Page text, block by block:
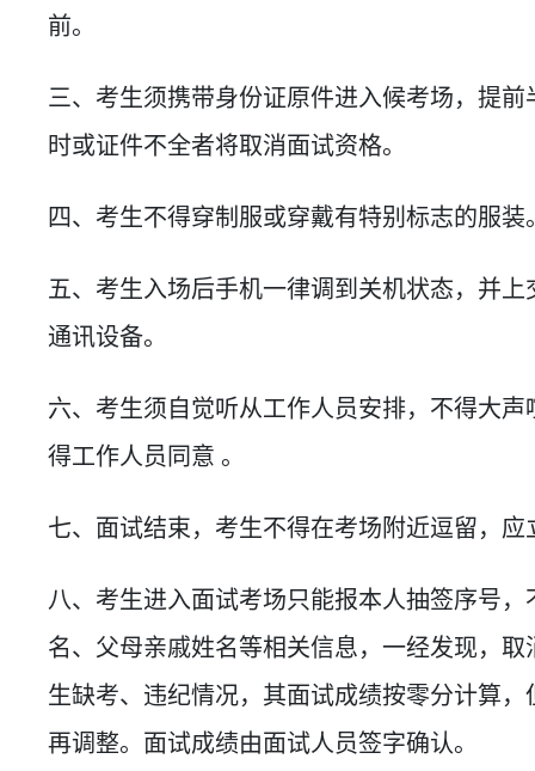
前。
三、考生须携带身份证原件进入候考场，提
时或证件不全者将取消面试资格。
四、考生不得穿制服或穿戴有特别标志的服
五、考生入场后手机一律调到关机状态，并
通讯设备。
六、考生须自觉听从工作人员安排，不得大
得工作人员同意 。
七、面试结束，考生不得在考场附近逗留，
八、考生进入面试考场只能报本人抽签序号
名、父母亲戚姓名等相关信息，一经发现，
生缺考、违纪情况，其面试成绩按零分计算
再调整。面试成绩由面试人员签字确认。